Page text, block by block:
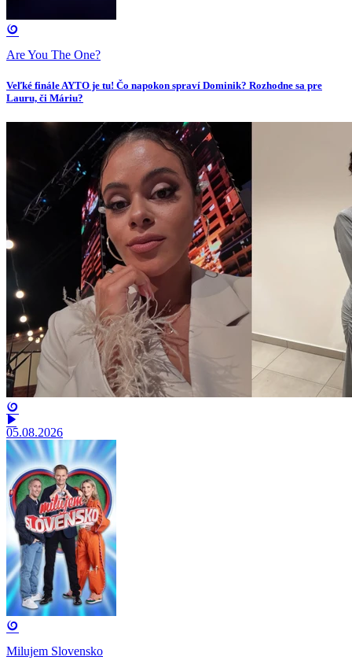
Are You The One?
Veľké finále AYTO je tu! Čo napokon spraví Dominik? Rozhodne sa pre
Lauru, či Máriu?
05.08.2026
Milujem Slovensko